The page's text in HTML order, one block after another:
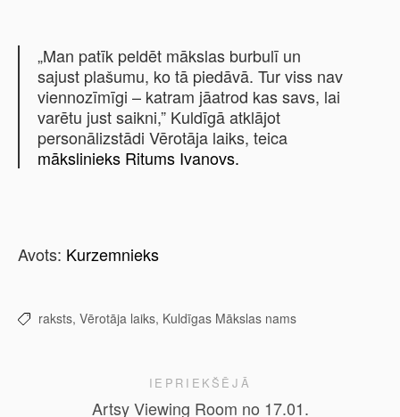
„Man patīk peldēt mākslas burbulī un
sajust plašumu, ko tā piedāvā. Tur viss nav
viennozīmīgi – katram jāatrod kas savs, lai
varētu just saikni,” Kuldīgā atklājot
personālizstādi Vērotāja laiks, teica
mākslinieks Ritums Ivanovs.
Avots: Kurzemnieks
raksts, Vērotāja laiks, Kuldīgas Mākslas nams
IEPRIEKŠĒJĀ
Artsy Viewing Room no 17.01.